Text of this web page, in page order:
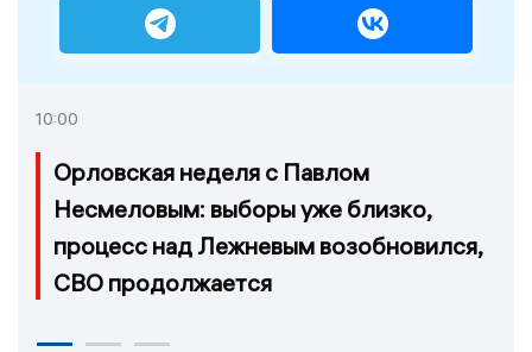
10:00
Орловская неделя с Павлом
Несмеловым: выборы уже близко,
процесс над Лежневым возобновился,
СВО продолжается